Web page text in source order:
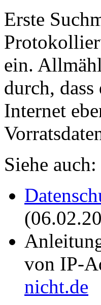
Erste
ein.
durch, dass
Internet
Siehe auch:
von IP-
nicht.de